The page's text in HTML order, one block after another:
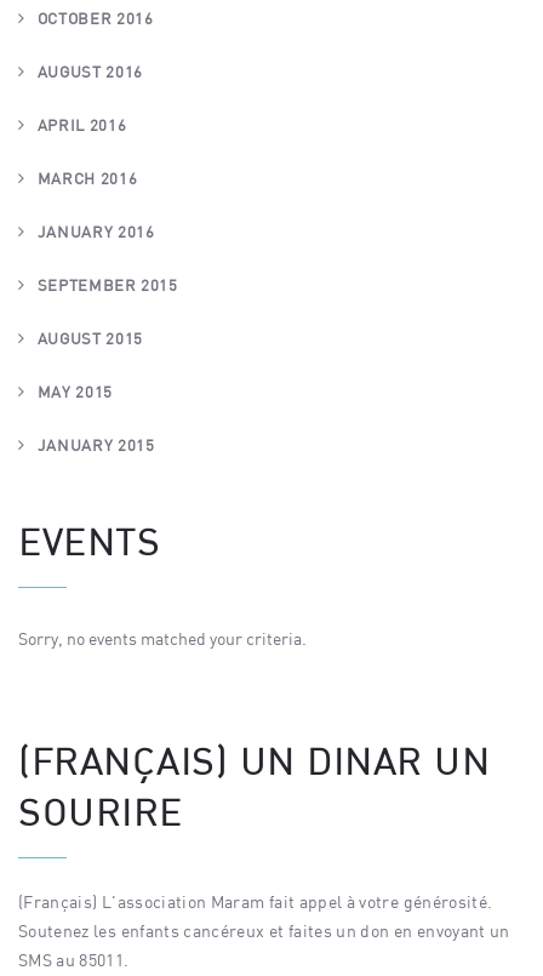
OCTOBER 2016
AUGUST 2016
APRIL 2016
MARCH 2016
JANUARY 2016
SEPTEMBER 2015
AUGUST 2015
MAY 2015
JANUARY 2015
EVENTS
Sorry, no events matched your criteria.
(FRANÇAIS) UN DINAR UN
SOURIRE
(Français) L'association Maram fait appel à votre générosité.
Soutenez les enfants cancéreux et faites un don en envoyant un
SMS au 85011.